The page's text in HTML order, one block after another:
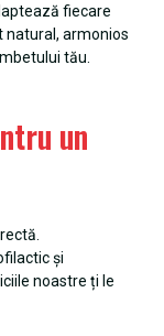
fiecare
armonios
tău.
un
și
noastre ți le